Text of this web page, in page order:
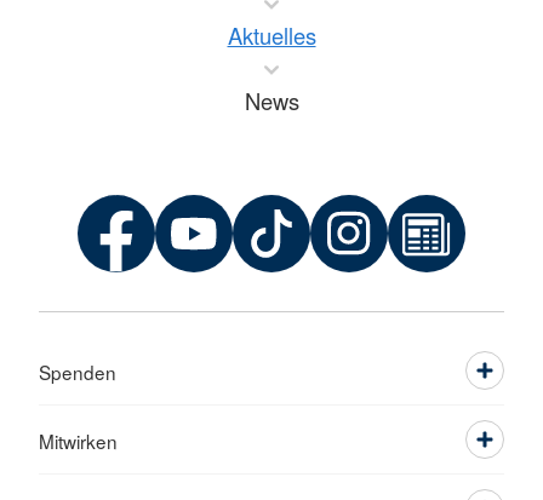
Aktuelles
News
Spenden
Mitwirken